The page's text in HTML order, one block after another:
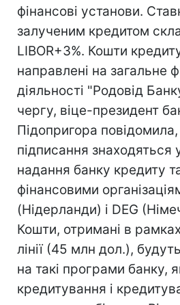
фінансові установи.
залученим кредитом
LIBOR+3%. Кошти
направлені на загальне
діяльності "Родовід
чергу, віце-президент
Підопригора
підписання знаходяться
надання банку кредиту
фінансовими
(Нідерланди) і DEG
Кошти, отримані в
лінії (45 млн дол.),
на такі програми банку,
кредитування і